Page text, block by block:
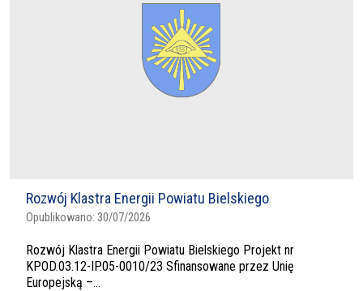
Rozwój Klastra Energii Powiatu Bielskiego
Opublikowano: 30/07/2026
Rozwój Klastra Energii Powiatu Bielskiego Projekt nr
KPOD.03.12-IP.05-0010/23 Sfinansowane przez Unię
Europejską –...